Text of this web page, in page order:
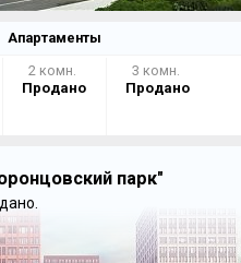
Апартаменты
2 комн.
Продано
3 комн.
Продано
парк"